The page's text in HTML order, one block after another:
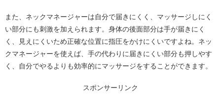
また、ネックマネージャーは自分で届きにくく、マッサージしにく
い部分にも刺激を加えられます。身体の後面部分は手が届きにく
く、見えにくいため正確な位置に指圧をかけにくいですよね。ネッ
クマネージャーを使えば、手の代わりに届きにくい部分も押しやす
く、自分でやるよりも効率的にマッサージをすることができます。
スポンサーリンク